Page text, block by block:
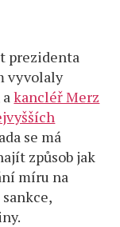
prezidenta
vyvolaly
akancléř Merz
se má
způsob jak
míru na